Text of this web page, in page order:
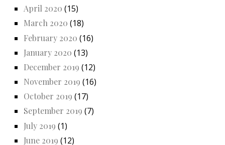
April 2020 (15)
March 2020 (18)
February 2020 (16)
January 2020 (13)
December 2019 (12)
November 2019 (16)
October 2019 (17)
September 2019 (7)
July 2019 (1)
June 2019 (12)